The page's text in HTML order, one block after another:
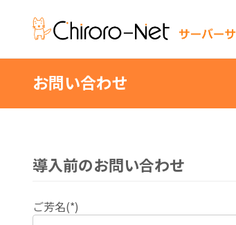
お問い合わせ
導入前のお問い合わせ
ご芳名(*)